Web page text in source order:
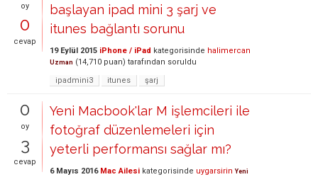
oy
0
cevap
başlayan ipad mini 3 şarj ve
itunes bağlantı sorunu
19 Eylül 2015 iPhone / iPad kategorisinde halimercan
Uzman (14,710 puan) tarafından soruldu
ipadmini3
itunes şarj
0
oy
3
cevap
Yeni Macbook'lar M işlemcileri ile
fotoğraf düzenlemeleri için
yeterli performansı sağlar mı?
6 Mayıs 2016 Mac Ailesi kategorisinde uygarsirin Yeni